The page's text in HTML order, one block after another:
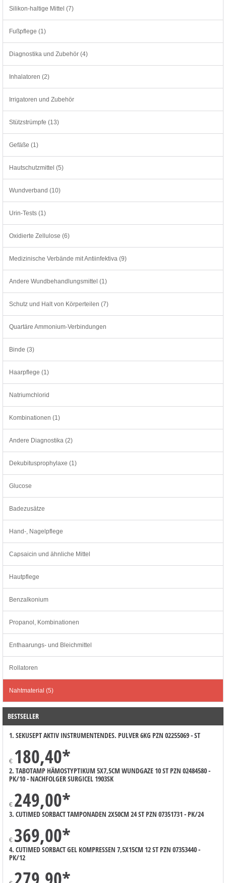
Silikon-haltige Mittel (7)
Fußpflege (1)
Diagnostika und Zubehör (4)
Inhalatoren (2)
Irrigatoren und Zubehör
Stützstrümpfe (13)
Gefäße (1)
Hautschutzmittel (5)
Wundverband (10)
Urin-Tests (1)
Oxidierte Zellulose (6)
Medizinische Verbände mit Antiinfektiva (9)
Andere Wundbehandlungsmittel (1)
Schutz und Halt von Körperteilen (7)
Quartäre Ammonium-Verbindungen
Binde (3)
Haarpflege (1)
Natriumchlorid
Kombinationen (1)
Andere Diagnostika (2)
Dekubitusprophylaxe (1)
Glucose
Badezusätze
Hand-, Nagelpflege
Capsaicin und ähnliche Mittel
Hautpflege
Benzalkonium
Propanol, Kombinationen
Enthaarungs- und Bleichmittel
Rollatoren
Nahtmaterial (5)
BESTSELLER
1. SEKUSEPT AKTIV INSTRUMENTENDES. PULVER 6KG PZN 02255069 - ST
€ 180,40*
2. TABOTAMP HÄMOSTYPTIKUM 5X7,5CM WUNDGAZE 10 ST PZN 02484580 -
PK/10 - NACHFOLGER SURGICEL 1903SK
€ 249,00*
3. CUTIMED SORBACT TAMPONADEN 2X50CM 24 ST PZN 07351731 - PK/24
€ 369,00*
4. CUTIMED SORBACT GEL KOMPRESSEN 7,5X15CM 12 ST PZN 07353440 -
PK/12